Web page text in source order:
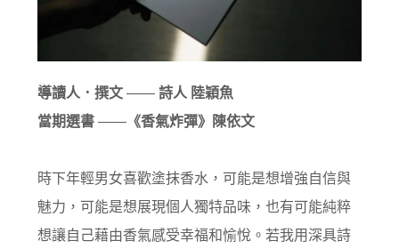
導讀人．撰文―― 詩人 陸穎魚
當期選書―― 《香氣炸彈》陳依文
時下年輕男女喜歡塗抹香水，可能是想增強自信與
魅力，可能是想展現個人獨特品味，也有可能純粹
想讓自己藉由香氣感受幸福和愉悅。若我用深具詩